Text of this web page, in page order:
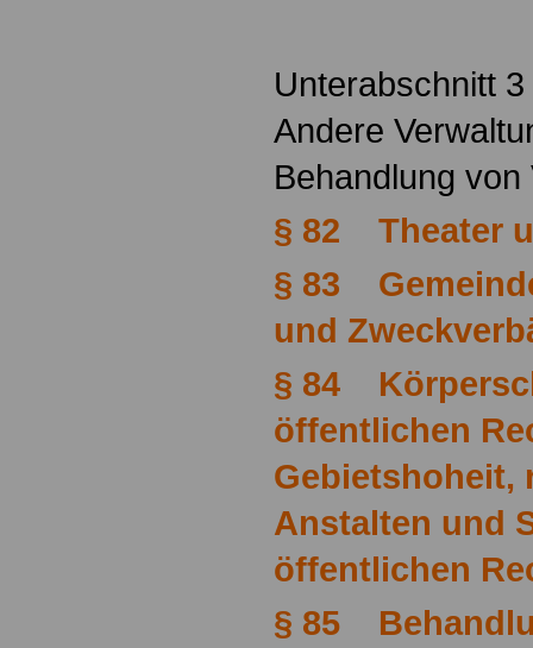
Unterabschnitt 3
Andere
Behandlung
§ 82 Theater
§ 83
und
§ 84
öffentlichen
Gebietshoheit,
Anstalten und
öffentlichen
§ 85